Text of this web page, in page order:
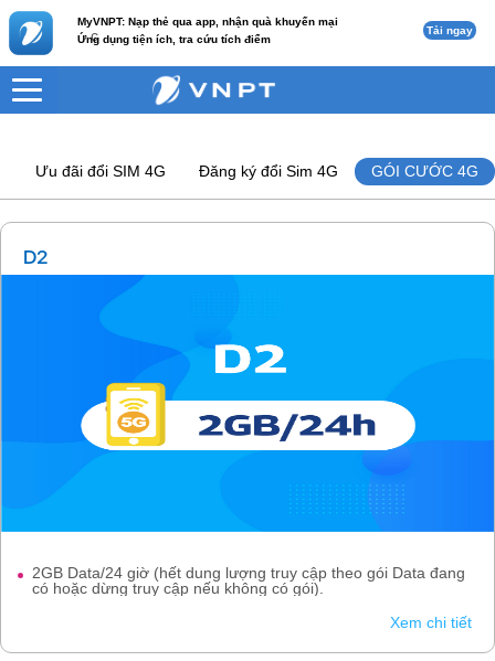
MyVNPT: Nạp thẻ qua app, nhận quà khuyến mại
Ứng dụng tiện ích, tra cứu tích điểm
c Tải ngay
Ưu đãi đổi SIM 4G Đăng ký đổi Sim 4G GÓI CƯỚC 4G
D2
2GB Data/24 giờ (hết dung lượng truy cập theo gói Data đang
có hoặc dừng truy cập nếu không có gói).
Xem chi tiết